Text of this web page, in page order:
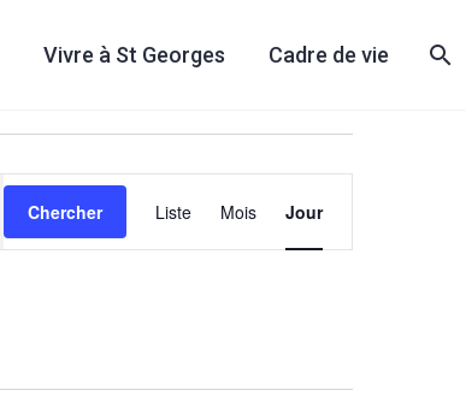
Vivre à St Georges Cadre de vie
Chercher
de
vues
Liste Mois Jour